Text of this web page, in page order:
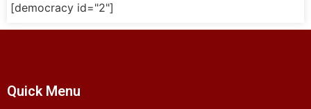
[democracy id="2"]
Quick Menu